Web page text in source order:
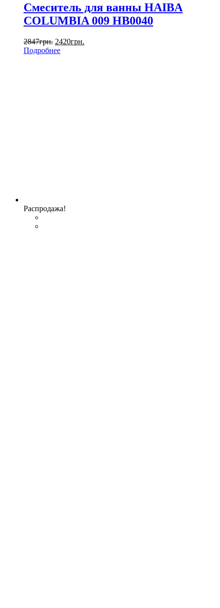
Смеситель для ванны HAIBA
COLUMBIA 009 HB0040
2847грн. 2420грн.
Подробнее
Распродажа!